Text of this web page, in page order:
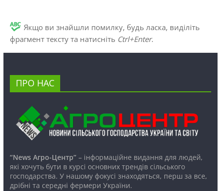
Якщо ви знайшли помилку, будь ласка, виділіть
фрагмент тексту та натисніть Ctrl+Enter.
ПРО НАС
“News Агро-Центр”– інформаційне видання для людей,
які хочуть бути в курсі основних трендів сільського
господарства. У нашому фокусі знаходяться, перш за все,
дрібні та середні фермери України.